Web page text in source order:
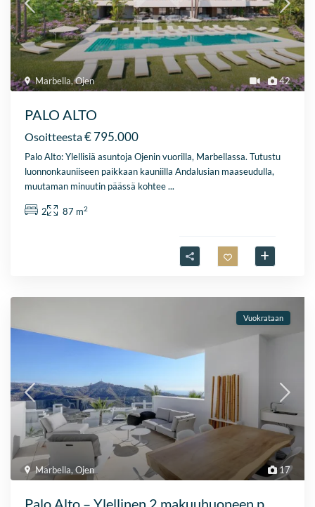
42
Marbella,Ojen
PALO ALTO
Osoitteesta€ 795.000
Palo Alto: Ylellisiä asuntoja Ojenin vuorilla, Marbellassa. Tutustu
luonnonkauniiseen paikkaan kauniilla Andalusian maaseudulla,
muutaman minuutin päässä kohtee...
2 87 m2
17
Marbella,Ojen
Vuokrataan